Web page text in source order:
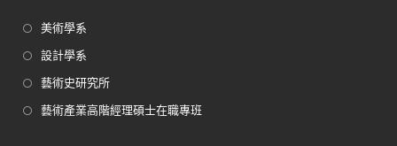
美術學系
設計學系
藝術史研究所
藝術產業高階經理碩士在職專班